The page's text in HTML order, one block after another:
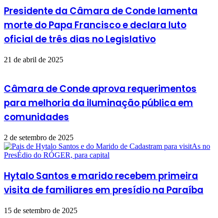
Presidente da Câmara de Conde lamenta
morte do Papa Francisco e declara luto
oficial de três dias no Legislativo
21 de abril de 2025
Câmara de Conde aprova requerimentos
para melhoria da iluminação pública em
comunidades
2 de setembro de 2025
Hytalo Santos e marido recebem primeira
visita de familiares em presídio na Paraíba
15 de setembro de 2025